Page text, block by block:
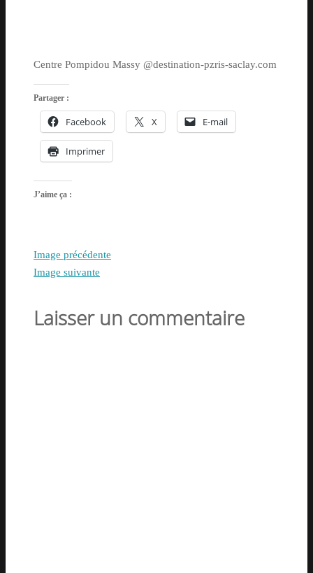
Centre Pompidou Massy @destination-pzris-saclay.com
Partager :
Facebook X E-mail
Imprimer
J’aime ça :
Image précédente
Image suivante
Laisser un commentaire